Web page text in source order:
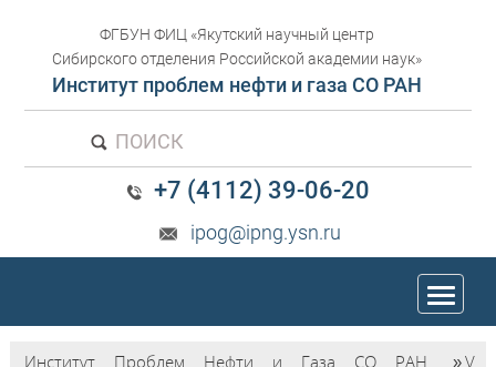
ФГБУН ФИЦ «Якутский научный центр
Сибирского отделения Российской академии наук»
Институт проблем нефти и газа СО РАН
ПОИСК
+7 (4112) 39-06-20
ipog@ipng.ysn.ru
trk
Институт Проблем Нефти и Газа СО РАН »V